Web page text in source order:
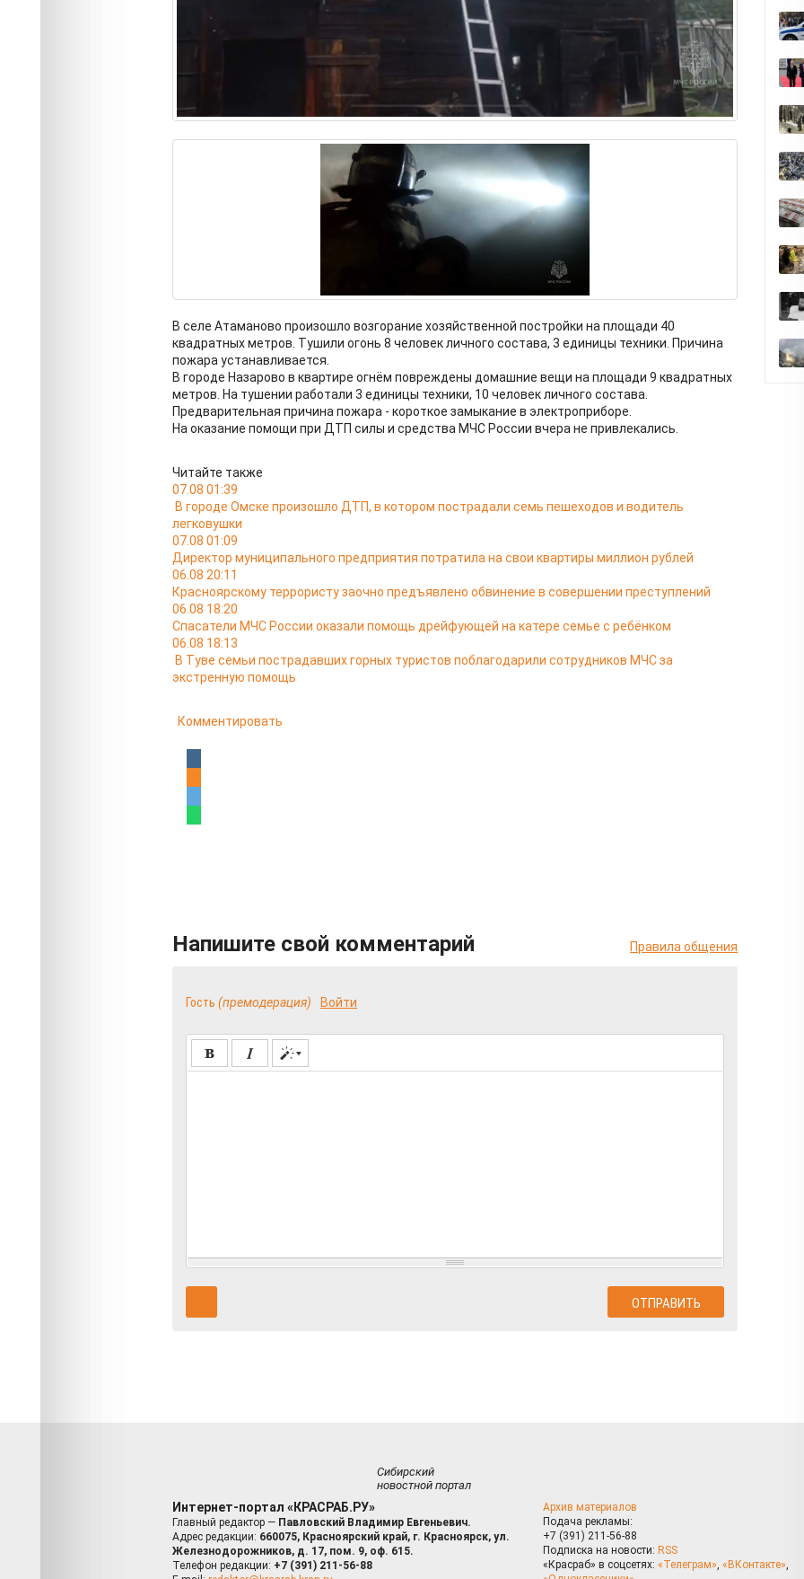
В селе Атаманово произошло возгорание хозяйственной постройки на площади 40
квадратных метров. Тушили огонь 8 человек личного состава, 3 единицы техники. Причина
пожара устанавливается.
В городе Назарово в квартире огнём повреждены домашние вещи на площади 9 квадратных
метров. На тушении работали 3 единицы техники, 10 человек личного состава.
Предварительная причина пожара - короткое замыкание в электроприборе.
На оказание помощи при ДТП силы и средства МЧС России вчера не привлекались.
Читайте также
07.08 01:39
В городе Омске произошло ДТП, в котором пострадали семь пешеходов и водитель
легковушки
07.08 01:09
Директор муниципального предприятия потратила на свои квартиры миллион рублей
06.08 20:11
Красноярскому террористу заочно предъявлено обвинение в совершении преступлений
06.08 18:20
Спасатели МЧС России оказали помощь дрейфующей на катере семье с ребёнком
06.08 18:13
В Туве семьи пострадавших горных туристов поблагодарили сотрудников МЧС за
экстренную помощь
Комментировать
Напишите свой комментарий Правила общения
Гость (премодерация) Войти
Сибирский
новостной портал
Интернет-портал «КРАСРАБ.РУ»
Главный редактор — Павловский Владимир Евгеньевич.
Адрес редакции: 660075, Красноярский край, г. Красноярск, ул.
Железнодорожников, д. 17, пом. 9, оф. 615.
Телефон редакции: +7 (391) 211-56-88
Архив материалов
Подача рекламы:
+7 (391) 211-56-88
Подписка на новости: RSS
«Красраб» в соцсетях: «Телеграм», «ВКонтакте»,